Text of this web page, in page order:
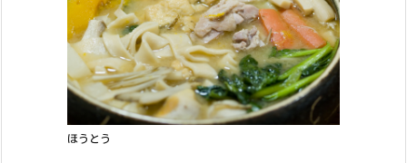
ほうとう